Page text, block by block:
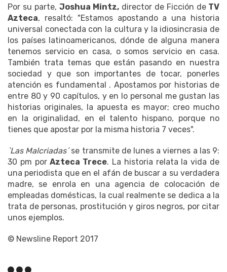
Por su parte,Joshua Mintz, director de Ficción deTV
Azteca, resaltó: "Estamos apostando a una historia
universal conectada con la cultura y la idiosincrasia de
los países latinoamericanos, dónde de alguna manera
tenemos servicio en casa, o somos servicio en casa.
También trata temas que están pasando en nuestra
sociedad y que son importantes de tocar, ponerles
atención es fundamental . Apostamos por historias de
entre 80 y 90 capítulos, y en lo personal me gustan las
historias originales, la apuesta es mayor; creo mucho
en la originalidad, en el talento hispano, porque no
tienes que apostar por la misma historia 7 veces".
`Las Malcriadas´se transmite de lunes a viernes a las 9:
30 pm porAzteca Trece. La historia relata la vida de
una periodista que en el afán de buscar a su verdadera
madre, se enrola en una agencia de colocación de
empleadas domésticas, la cual realmente se dedica a la
trata de personas, prostitución y giros negros, por citar
unos ejemplos.
© Newsline Report 2017